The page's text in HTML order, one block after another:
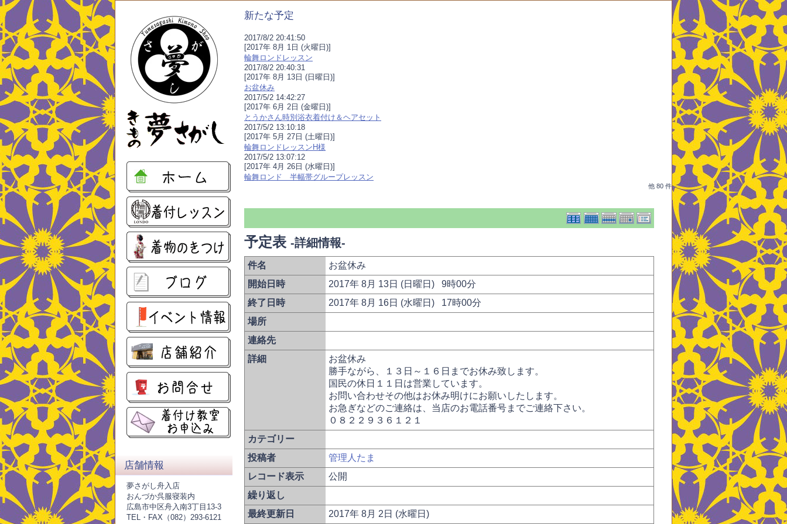
店舗情報
夢さがし舟入店
おんづか呉服寝装内
広島市中区舟入南3丁目13-3
TEL・FAX（082）293-6121
新たな予定
2017/8/2 20:41:50
[2017年 8月 1日 (火曜日)]
輪舞ロンドレッスン
2017/8/2 20:40:31
[2017年 8月 13日 (日曜日)]
お盆休み
2017/5/2 14:42:27
[2017年 6月 2日 (金曜日)]
とうかさん時別浴衣着付け＆ヘアセット
2017/5/2 13:10:18
[2017年 5月 27日 (土曜日)]
輪舞ロンドレッスンH様
2017/5/2 13:07:12
[2017年 4月 26日 (水曜日)]
輪舞ロンド 半幅帯グループレッスン
他 80 件
予定表 -詳細情報-
件名
お盆休み
開始日時
2017年 8月 13日 (日曜日) 9時00分
終了日時
2017年 8月 16日 (水曜日) 17時00分
場所
連絡先
詳細
お盆休み
勝手ながら、１３日～１６日までお休み致します。
国民の休日１１日は営業しています。
お問い合わせその他はお休み明けにお願いしたします。
お急ぎなどのご連絡は、当店のお電話番号までご連絡下さい。
０８２２９３６１２１
カテゴリー
投稿者
管理人たま
レコード表示
公開
繰り返し
最終更新日
2017年 8月 2日 (水曜日)